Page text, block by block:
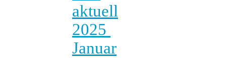
aktuell
2025
Januar